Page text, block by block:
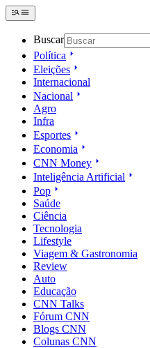
Buscar
Política
Eleições
Internacional
Nacional
Agro
Infra
Esportes
Economia
CNN Money
Inteligência Artificial
Pop
Saúde
Ciência
Tecnologia
Lifestyle
Viagem & Gastronomia
Review
Auto
Educação
CNN Talks
Fórum CNN
Blogs CNN
Colunas CNN